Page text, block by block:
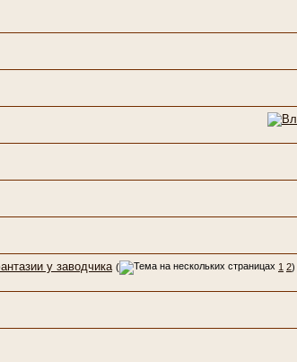
у заводчика ( 1 2)